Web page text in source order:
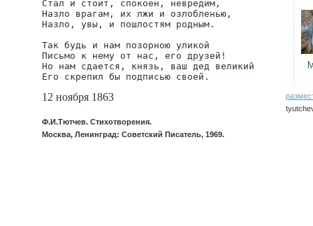
Стал и стоит, спокоен, невредим,
Назло врагам, их лжи и озлобленью,
Назло, увы, и пошлостям родным.
Так будь и нам позорною уликой
Письмо к нему от нас, его друзей!
Но нам сдается, князь, ваш дед великий
Его скрепил бы подписью своей.
12 ноября 1863
Ф.И.Тютчев. Стихотворения.
Москва, Ленинград: Советский Писатель, 1969.